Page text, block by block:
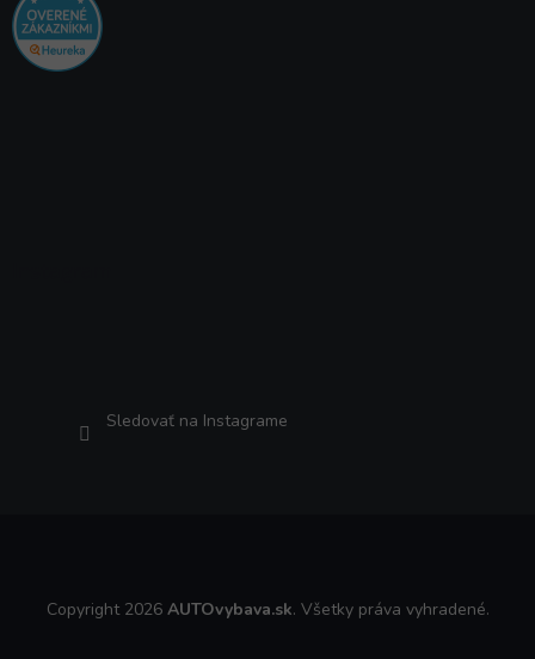
Sledovať na Instagrame
Copyright 2026 AUTOvybava.sk. Všetky práva vyhradené.